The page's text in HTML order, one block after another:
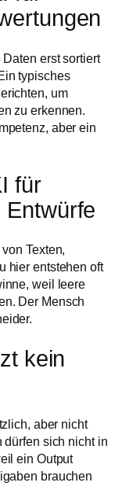
erst sortiert
typisches
um
zu erkennen.
aber ein
für
Entwürfe
Texten,
hier entstehen oft
weil leere
Der Mensch
kein
aber nicht
dürfen sich nicht in
ein Output
brauchen